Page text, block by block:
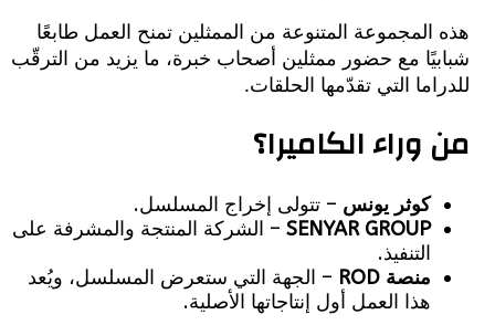
المتنوعة من الممثلين تمنح العمل طابعًا
مع حضور ممثلين أصحاب خبرة، ما يزيد من الترقّب
التي تقدّمها الحلقات.
الكاميرا؟
كوثر يونس– تتولى إخراج المسلسل.
SENYAR GROUP– الشركة المنتجة والمشرفة على
منصة ROD
– الجهة التي ستعرض المسلسل، ويُعد
هذا العمل أول إنتاجاتها الأصلية.